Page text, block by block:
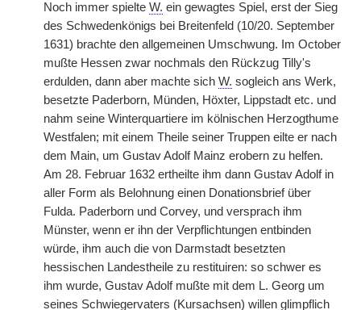
Noch immer spielte W. ein gewagtes Spiel, erst der Sieg
des Schwedenkönigs bei Breitenfeld (10/20. September
1631) brachte den allgemeinen Umschwung. Im October
mußte Hessen zwar nochmals den Rückzug Tilly's
erdulden, dann aber machte sich W. sogleich ans Werk,
besetzte Paderborn, Münden, Höxter, Lippstadt etc. und
nahm seine Winterquartiere im kölnischen Herzogthume
Westfalen; mit einem Theile seiner Truppen eilte er nach
dem Main, um Gustav Adolf Mainz erobern zu helfen.
Am 28. Februar 1632 ertheilte ihm dann Gustav Adolf in
aller Form als Belohnung einen Donationsbrief über
Fulda. Paderborn und Corvey, und versprach ihm
Münster, wenn er ihn der Verpflichtungen entbinden
würde, ihm auch die von Darmstadt besetzten
hessischen Landestheile zu restituiren: so schwer es
ihm wurde, Gustav Adolf mußte mit dem L. Georg um
seines Schwiegervaters (Kursachsen) willen glimpflich